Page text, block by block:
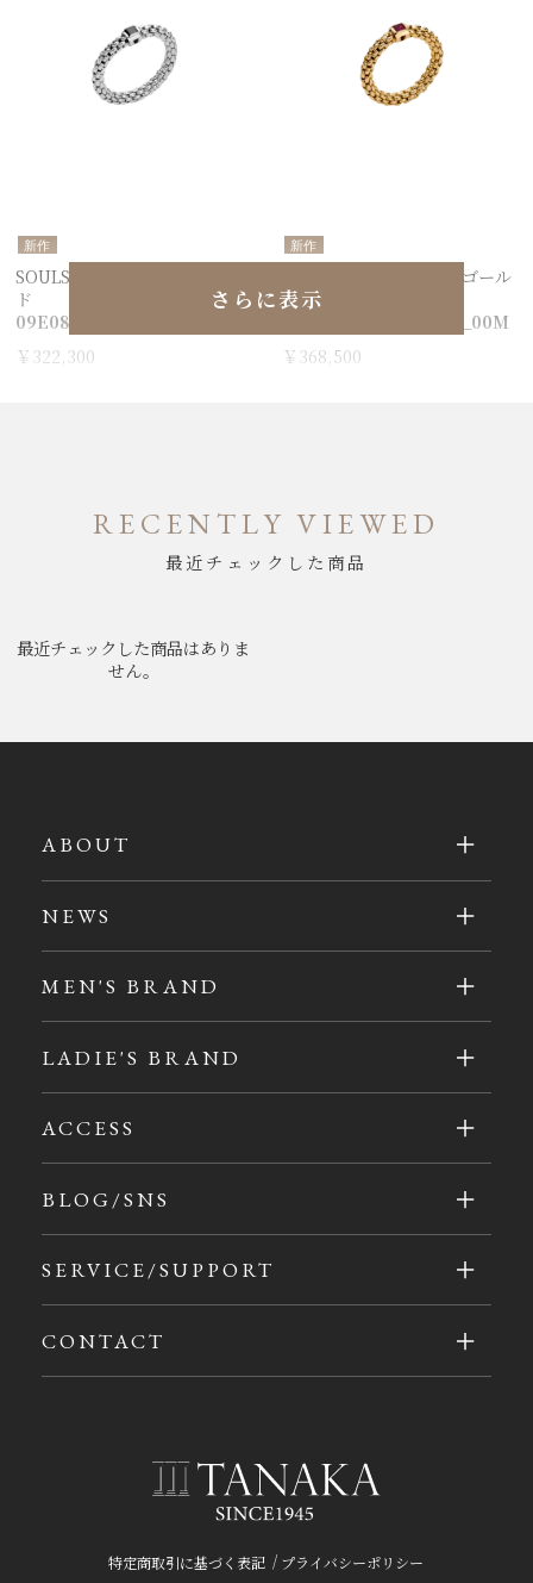
新作
SOULS リング ホワイトゴール
ド
09E08AX_BN_B_XBX_00M
￥322,300
新作
SOULS リング イエローゴール
ド
09E08AX_B4_G_XGX_00M
￥368,500
さらに表示
RECENTLY VIEWED
最近チェックした商品
最近チェックした商品はありま
せん。
特定商取引に基づく表記 / プライバシーポリシー
ABOUT
NEWS
MEN'S BRAND
LADIE'S BRAND
ACCESS
BLOG/SNS
SERVICE/SUPPORT
CONTACT